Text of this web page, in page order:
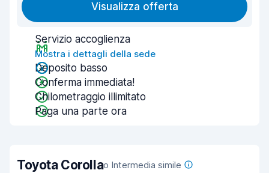
Visualizza offerta
Servizio accoglienza
Mostra i dettagli della sede
Deposito basso
Conferma immediata!
Chilometraggio illimitato
Paga una parte ora
Toyota Corollao Intermedia simile